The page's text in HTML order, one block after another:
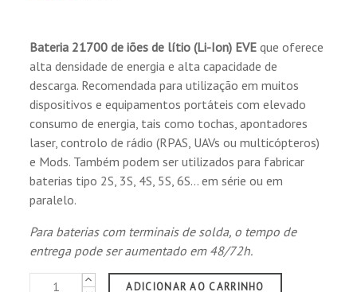
Bateria 21700 de iões de lítio (Li-Ion) EVE que oferece
alta densidade de energia e alta capacidade de
descarga. Recomendada para utilização em muitos
dispositivos e equipamentos portáteis com elevado
consumo de energia, tais como tochas, apontadores
laser, controlo de rádio (RPAS, UAVs ou multicópteros)
e Mods. Também podem ser utilizados para fabricar
baterias tipo 2S, 3S, 4S, 5S, 6S... em série ou em
paralelo.
Para baterias com terminais de solda, o tempo de
entrega pode ser aumentado em 48/72h.
ADICIONAR AO CARRINHO